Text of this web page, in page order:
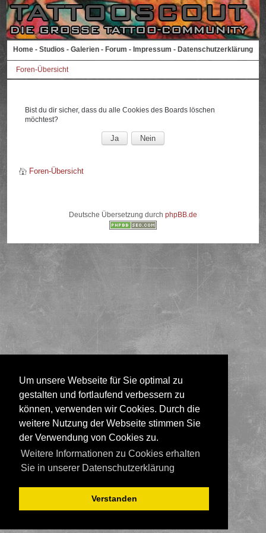
Um unsere Webseite für Sie optimal zu
gestalten und fortlaufend verbessern zu
können, verwenden wir Cookies. Durch die
weitere Nutzung der Webseite stimmen Sie
der Verwendung von Cookies zu.
Weitere Informationen zu Cookies erhalten
Sie in unserer Datenschutzerklärung
Verstanden
Home - Studios - Galerien - Forum - Impressum - Datenschutzerklärung
Foren-Übersicht
Bist du dir sicher, dass du alle Cookies des Boards löschen
möchtest?
Foren-Übersicht
Deutsche Übersetzung durch phpBB.de